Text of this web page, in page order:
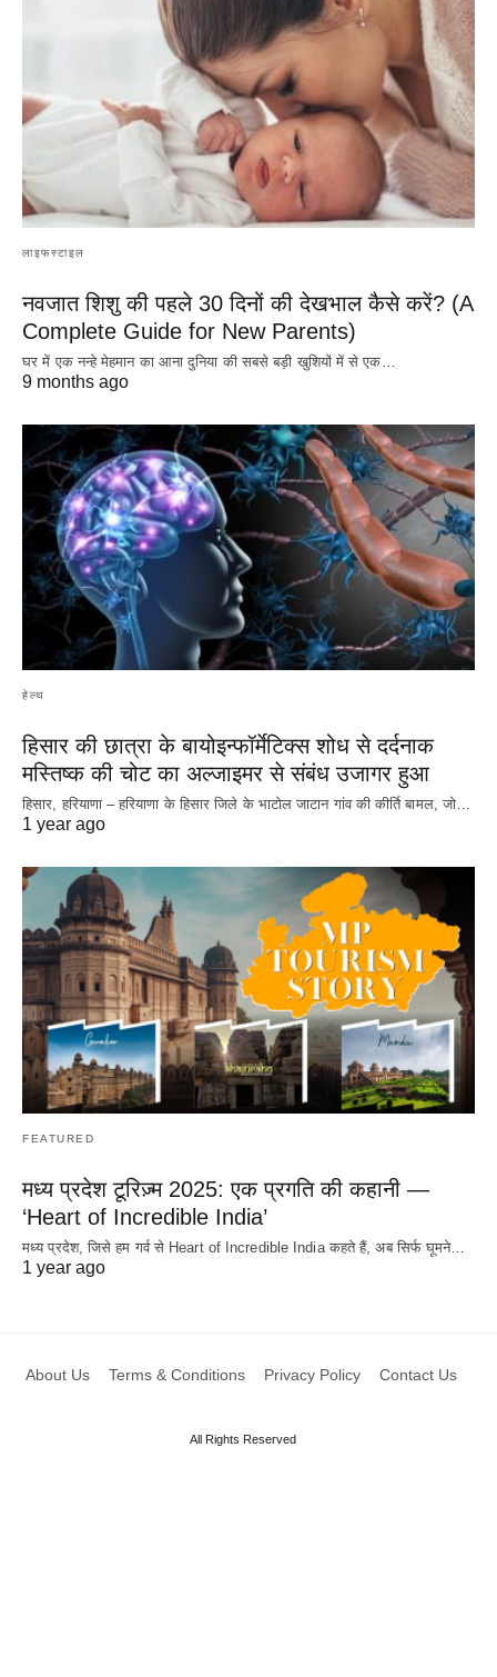
लाइफस्टाइल
नवजात शिशु की पहले 30 दिनों की देखभाल कैसे करें? (A
Complete Guide for New Parents)
घर में एक नन्हे मेहमान का आना दुनिया की सबसे बड़ी खुशियों में से एक…
9 months ago
हेल्थ
हिसार की छात्रा के बायोइन्फॉर्मेटिक्स शोध से दर्दनाक
मस्तिष्क की चोट का अल्जाइमर से संबंध उजागर हुआ
हिसार, हरियाणा – हरियाणा के हिसार जिले के भाटोल जाटान गांव की कीर्ति बामल, जो…
1 year ago
FEATURED
मध्य प्रदेश टूरिज़्म 2025: एक प्रगति की कहानी —
‘Heart of Incredible India’
मध्य प्रदेश, जिसे हम गर्व से Heart of Incredible India कहते हैं, अब सिर्फ घूमने…
1 year ago
About Us Terms & Conditions Privacy Policy Contact Us
All Rights Reserved